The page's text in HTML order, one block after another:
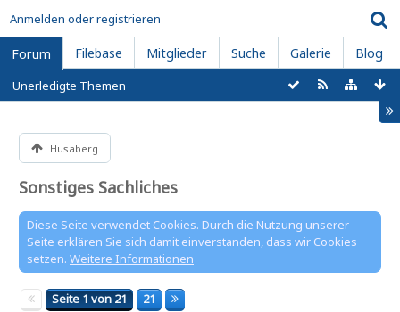
Anmelden oder registrieren
Forum Filebase Mitglieder Suche Galerie Blog
Unerledigte Themen
Husaberg
Sonstiges Sachliches
Diese Seite verwendet Cookies. Durch die Nutzung unserer
Seite erklären Sie sich damit einverstanden, dass wir Cookies
setzen. Weitere Informationen
Seite 1 von 21 21